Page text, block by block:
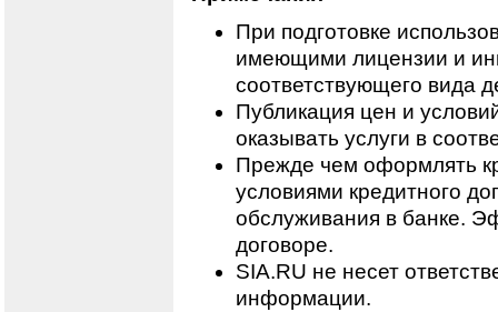
При подготовке
имеющими лицензии и
соответствующего вида
Публикация цен и
оказывать услуги в
Прежде чем оформлять
условиями кредитного
обслуживания в банке.
договоре.
SIA.RU не несет
информации.